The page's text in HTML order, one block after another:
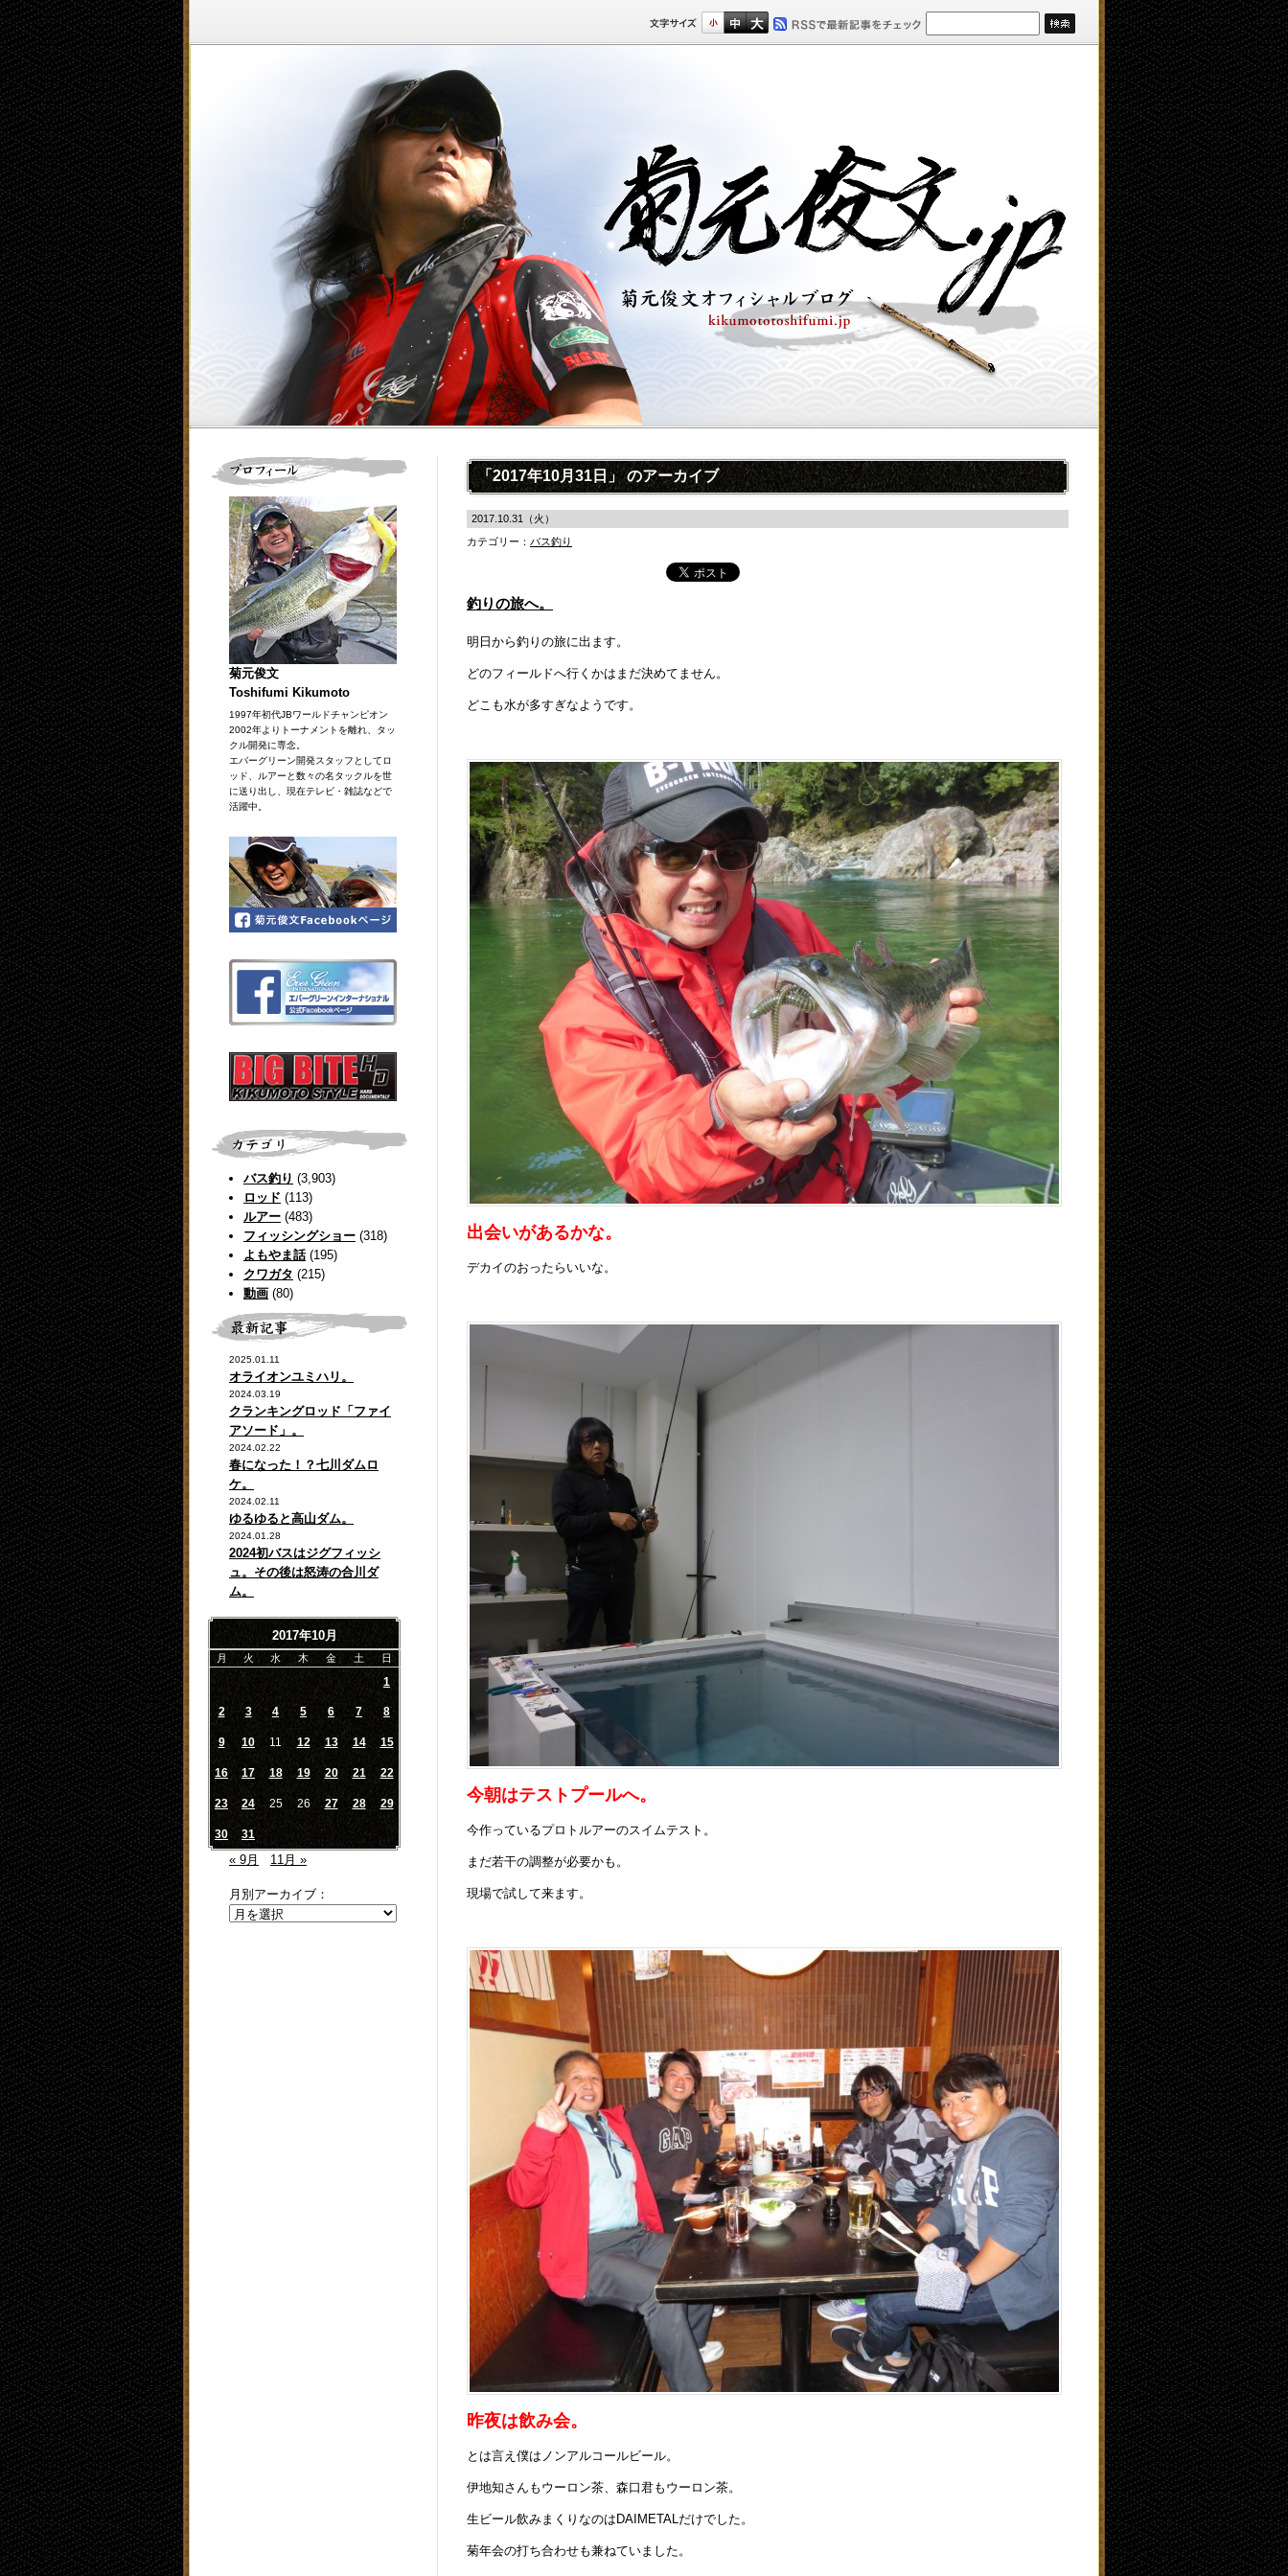
菊元俊文
Toshifumi Kikumoto
1997年初代JBワールドチャンピオン
2002年よりトーナメントを離れ、タッ
クル開発に専念。
エバーグリーン開発スタッフとしてロ
ッド、ルアーと数々の名タックルを世
に送り出し、現在テレビ・雑誌などで
活躍中。
バス釣り (3,903)
ロッド (113)
ルアー (483)
フィッシングショー (318)
よもやま話(195)
クワガタ (215)
動画 (80)
2025.01.11
オライオンユミハリ。
2024.03.19
クランキングロッド「ファイ
アソード」。
2024.02.22
春になった！？七川ダムロ
ケ。
2024.02.11
ゆるゆると高山ダム。
2024.01.28
2024初バスはジグフィッシ
ュ。その後は怒涛の合川ダ
ム。
2017年10月
月 火 水 木 金 土 日
1
2 3 4 5 6 7 8
9 10 11 12 13 14 15
16 17 18 19 20 21 22
23 24 25 26 27 28 29
30 31
« 9月 11月 »
月別アーカイブ：
「2017年10月31日」 のアーカイブ
2017.10.31（火）
カテゴリー： バス釣り
釣りの旅へ。
明日から釣りの旅に出ます。
どのフィールドへ行くかはまだ決めてません。
どこも水が多すぎなようです。
出会いがあるかな。
デカイのおったらいいな。
今朝はテストプールへ。
今作っているプロトルアーのスイムテスト。
まだ若干の調整が必要かも。
現場で試して来ます。
昨夜は飲み会。
とは言え僕はノンアルコールビール。
伊地知さんもウーロン茶、森口君もウーロン茶。
生ビール飲みまくりなのはDAIMETALだけでした。
菊年会の打ち合わせも兼ねていました。